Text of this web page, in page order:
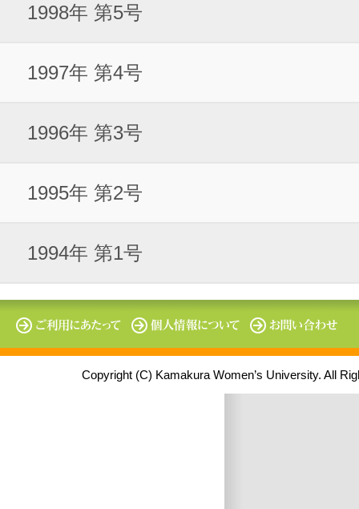
1998年 第5号
1997年 第4号
1996年 第3号
1995年 第2号
1994年 第1号
Copyright (C) Kamakura Women’s University. All